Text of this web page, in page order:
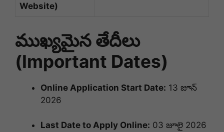
Website)
ముఖ్యమైన తేదీలు
(Important Dates)
Online Application Start Date: 13 జూన్
2026
Last Date to Apply Online: 03 జూలై 2026